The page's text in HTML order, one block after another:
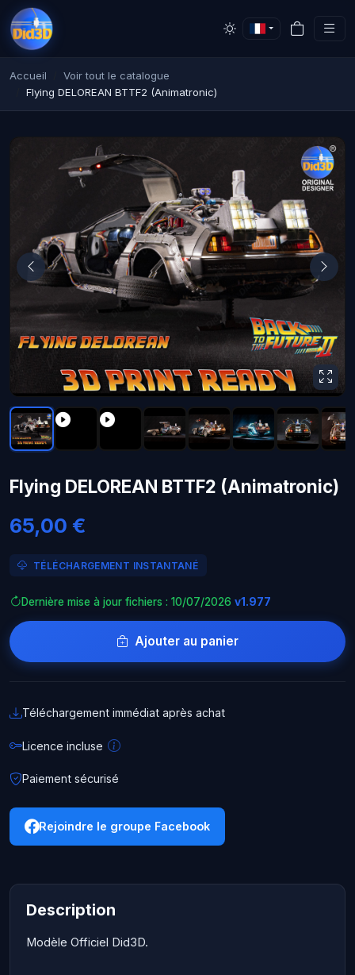
Accueil
Voir tout le catalogue
Flying DELOREAN BTTF2 (Animatronic)
Flying DELOREAN BTTF2 (Animatronic)
65,00 €
TÉLÉCHARGEMENT INSTANTANÉ
Dernière mise à jour fichiers : 10/07/2026 v1.977
Ajouter au panier
Téléchargement immédiat après achat
Licence incluse
Paiement sécurisé
Rejoindre le groupe Facebook
Description
Modèle Officiel Did3D.